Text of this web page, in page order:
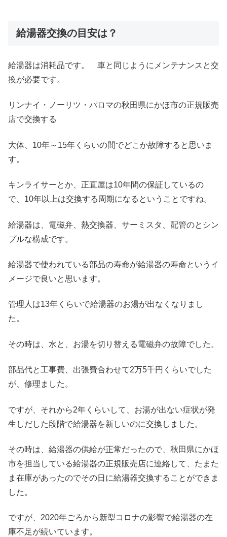
給湯器交換の目安は？
給湯器は消耗品です。 車と同じようにメンテナンスと交
換が必要です。
リンナイ・ノーリツ・パロマの秋田県にかほ市の正規販売
店で交換する
大体、10年～15年くらいの間でどこか故障すると思いま
す。
キンライサーとか、正直屋は10年間の保証しているの
で、10年以上は交換する周期になるということですね。
給湯器は、電磁弁、熱交換器、サーミスタ、配管のとシン
プルな構成です。
給湯器で使われている部品の寿命が給湯器の寿命というイ
メージで良いと思います。
管理人は13年くらいで給湯器のお湯が出なくなりまし
た。
その時は、水と、お湯を切り替える電磁弁の故障でした。
部品代と工事費、出張費合わせて2万5千円くらいでした
が、修理ました。
ですが、それから2年くらいして、お湯が出ない症状が発
生しだした段階で給湯器を新しいのに交換しました。
その時は、給湯器の供給が正常だったので、秋田県にかほ
市を担当している給湯器の正規販売店に連絡して、たまた
ま在庫があったのでその日に給湯器交換することができま
した。
ですが、2020年ごろから新型コロナの影響で給湯器の在
庫不足が続いています。